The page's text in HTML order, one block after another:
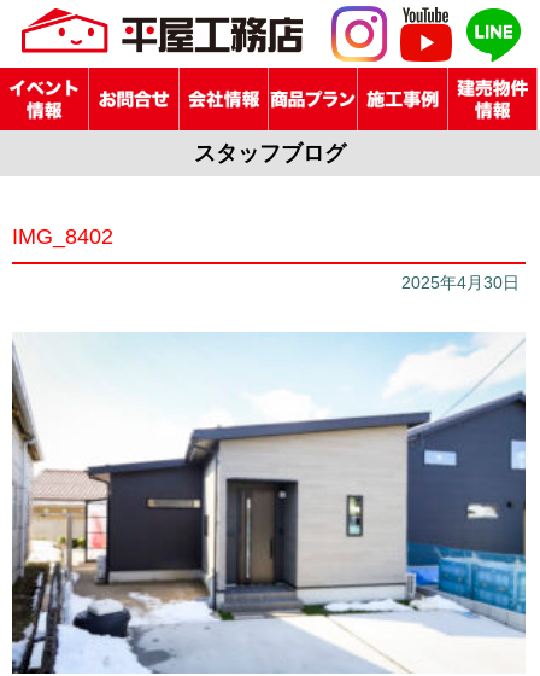
スタッフブログ
IMG_8402
2025年4月30日